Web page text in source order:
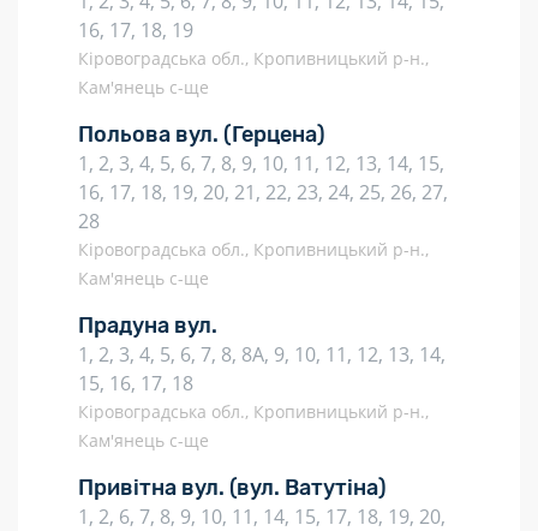
16, 17, 18, 19
Кіровоградська обл., Кропивницький р-н.,
Кам'янець с-ще
Польова вул. (Герцена)
1, 2, 3, 4, 5, 6, 7, 8, 9, 10, 11, 12, 13, 14, 15,
16, 17, 18, 19, 20, 21, 22, 23, 24, 25, 26, 27,
28
Кіровоградська обл., Кропивницький р-н.,
Кам'янець с-ще
Прадуна вул.
1, 2, 3, 4, 5, 6, 7, 8, 8А, 9, 10, 11, 12, 13, 14,
15, 16, 17, 18
Кіровоградська обл., Кропивницький р-н.,
Кам'янець с-ще
Привітна вул. (вул. Ватутіна)
1, 2, 6, 7, 8, 9, 10, 11, 14, 15, 17, 18, 19, 20,